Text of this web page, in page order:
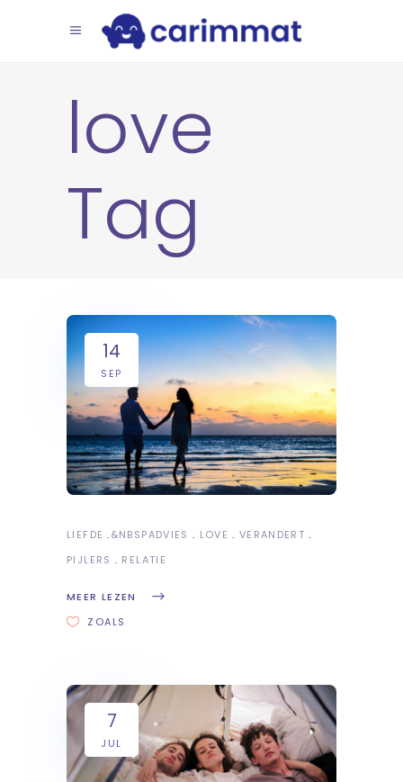
love
Tag
14
SEP
LIEFDE &NBSPADVIES LOVE
VERANDERT
PIJLERS
RELATIE
MEER LEZEN
ZOALS
7
JUL